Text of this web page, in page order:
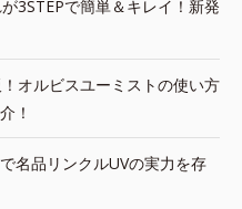
3STEPで簡単＆キレイ！新発
オルビスユーミストの使い方
！
名品リンクルUVの実力を存